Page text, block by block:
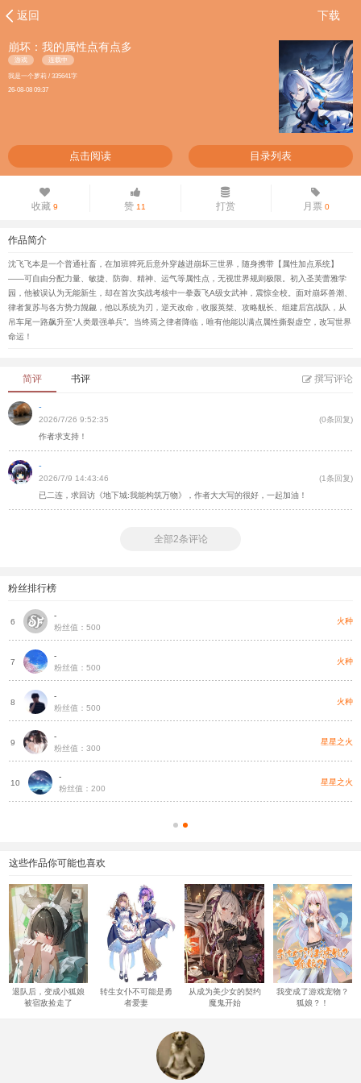
返回 下载
崩坏：我的属性点有点多
游戏 连载中
我是一个萝莉 / 335641字
26-08-08 09:37
点击阅读 目录列表
收藏 9 赞 11 打赏 月票0
作品简介
沈飞飞本是一个普通社畜，在加班猝死后意外穿越进崩坏三世界，随身携带【属性加点系统】
——可自由分配力量、敏捷、防御、精神、运气等属性点，无视世界规则极限。初入圣芙蕾雅学
园，他被误认为无能新生，却在首次实战考核中一拳轰飞A级女武神，震惊全校。面对崩坏兽潮、
律者复苏与各方势力觊觎，他以系统为刃，逆天改命，收服英桀、攻略舰长、组建后宫战队，从
吊车尾一路飙升至“人类最强单兵”。当终焉之律者降临，唯有他能以满点属性撕裂虚空，改写世界
命运！
简评 书评 撰写评论
-
2026/7/26 9:52:35
(0条回复)
作者求支持！
-
2026/7/9 14:43:46
(1条回复)
已二连，求回访《地下城:我能构筑万物》，作者大大写的很好，一起加油！
全部2条评论
粉丝排行榜
6
-
粉丝值：500
火种
7
-
粉丝值：500
火种
8
-
粉丝值：500
火种
9
-
粉丝值：300
星星之火
10
-
粉丝值：200
星星之火
这些作品你可能也喜欢
退队后，变成小狐娘
被宿敌捡走了
转生女仆不可能是勇
者爱妻
从成为美少女的契约
魔鬼开始
我变成了游戏宠物？
狐娘？！